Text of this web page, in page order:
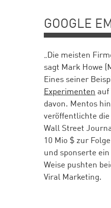
GOOGLE
„Die meisten
sagt Mark Howe
Eines seiner
Experimenten
davon. Mentos
veröffentlichte die
Wall Street
10 Mio $ zur
und sponserte
Weise pushten
Viral Marketing.